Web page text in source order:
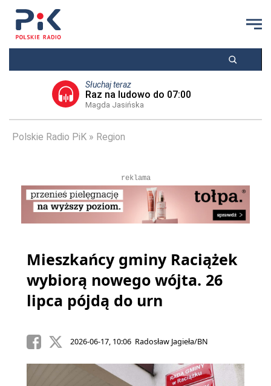
Słuchaj teraz
Raz na ludowo do 07:00
Magda Jasińska
Polskie Radio PiK Region
reklama
Mieszkańcy gminy Raciążek
wybiorą nowego wójta. 26
lipca pójdą do urn
2026-06-17, 10:06 Radosław Jagieła/BN